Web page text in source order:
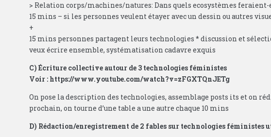
> Relation corps/machines/natures: Dans quels ecosystèmes feraient-
15 mins – si les personnes veulent étayer avec un dessin ou autres
+
15 mins personnes partagent leurs technologies * discussion et
veux écrire ensemble, systématisation cadavre exquis
C) Écriture collective autour de 3 technologies féministes
Voir : https://www.youtube.com/watch?v=zFGXTQnJETg
On pose la description des technologies, assemblage posts its et on
prochain, on tourne d’une table a une autre chaque 10 mins
D) Rédaction/enregistrement de 2 fables sur technologies